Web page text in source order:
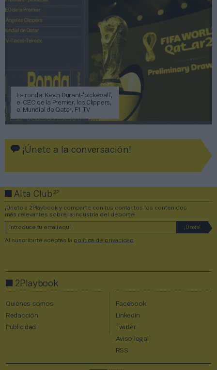
La ronda: Kevin Durant-‘pickeball’,
el CEO de la Premier, los Clippers,
el Mundial de Qatar, F1 TV
¡Únete a la conversación!
Alta Club2P
¡Únete a 2Playbook y comparte con tus contactos los contenidos
más relevantes sobre la industria del deporte!
Al suscribirte aceptas la política de privacidad
2Playbook
Quiénes somos
Redacción
Publicidad
Facebook
Linkedin
Twitter
Aviso legal
RSS